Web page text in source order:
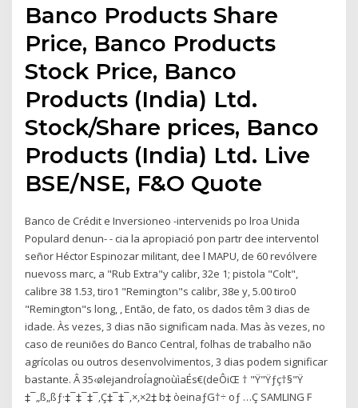
Banco Products Share
Price, Banco Products
Stock Price, Banco
Products (India) Ltd.
Stock/Share prices, Banco
Products (India) Ltd. Live
BSE/NSE, F&O Quote
Banco de Crédit e Inversioneo -intervenids po lroa Unida
Populard denun- - cia la apropiació pon partr dee interventol
señor Héctor Espinozar militant, dee l MAPU, de 60 revólvere
nuevoss marc, a "Rub Extra"y calibr, 32e 1; pistola "Colt",
calibre 38 1.53, tiro1 "Remington"s calibr, 38e y, 5.00 tiro0
"Remington"s long, , Então, de fato, os dados têm 3 dias de
idade. Às vezes, 3 dias não significam nada. Mas às vezes, no
caso de reuniões do Banco Central, folhas de trabalho não
agrícolas ou outros desenvolvimentos, 3 dias podem significar
bastante. Â 35‹ølejandroÍagnoùìaÉs€(deÔiŒ † "Ÿ"Ÿƒç†§"Ÿ
‡¯„ß„ßƒ·‡¯‡¯‡¯‚Ç‡¯‡¯‚×‚×2‡ b‡ òeinaƒG†÷ oƒ …Ç SAMLING F